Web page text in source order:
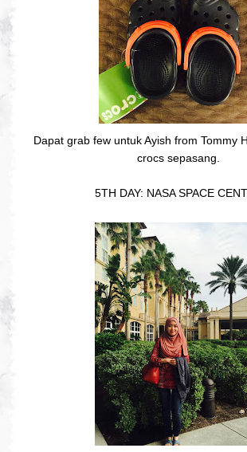
Dapat grab few untuk Ayish from Tommy
crocs sepasang.
5TH DAY: NASA SPACE